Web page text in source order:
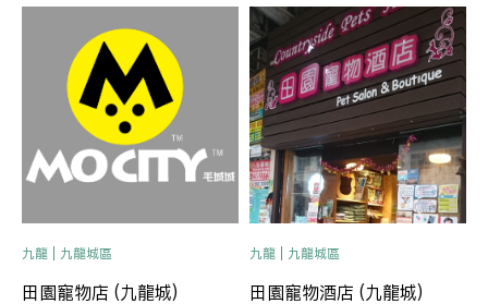
九龍 | 九龍城區
田園寵物店 (九龍城)
九龍 | 九龍城區
田園寵物酒店 (九龍城)